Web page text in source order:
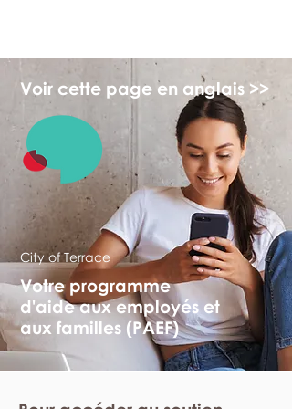
Voir cette page en anglais >>
City of Terrace
Votre programme
d'aide aux employés et
aux familles (PAEF)